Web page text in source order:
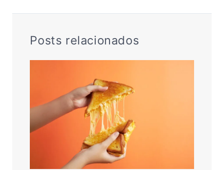
Posts relacionados